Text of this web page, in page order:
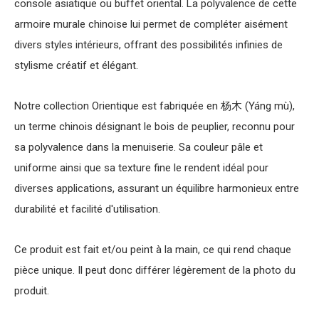
console asiatique ou buffet oriental. La polyvalence de cette
armoire murale chinoise lui permet de compléter aisément
divers styles intérieurs, offrant des possibilités infinies de
stylisme créatif et élégant.
Notre collection Orientique est fabriquée en 杨木 (Yáng mù),
un terme chinois désignant le bois de peuplier, reconnu pour
sa polyvalence dans la menuiserie. Sa couleur pâle et
uniforme ainsi que sa texture fine le rendent idéal pour
diverses applications, assurant un équilibre harmonieux entre
durabilité et facilité d'utilisation.
Ce produit est fait et/ou peint à la main, ce qui rend chaque
pièce unique. Il peut donc différer légèrement de la photo du
produit.